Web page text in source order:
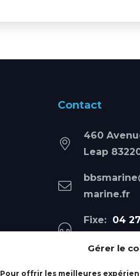
Gérer le
Pour offrir les meilleures
Contact
460
Leap
marine.fr
Fixe: 04